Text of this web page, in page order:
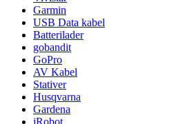
Garmin
USB Data kabel
Batterilader
gobandit
GoPro
AV Kabel
Stativer
Husqvarna
Gardena
iRobot